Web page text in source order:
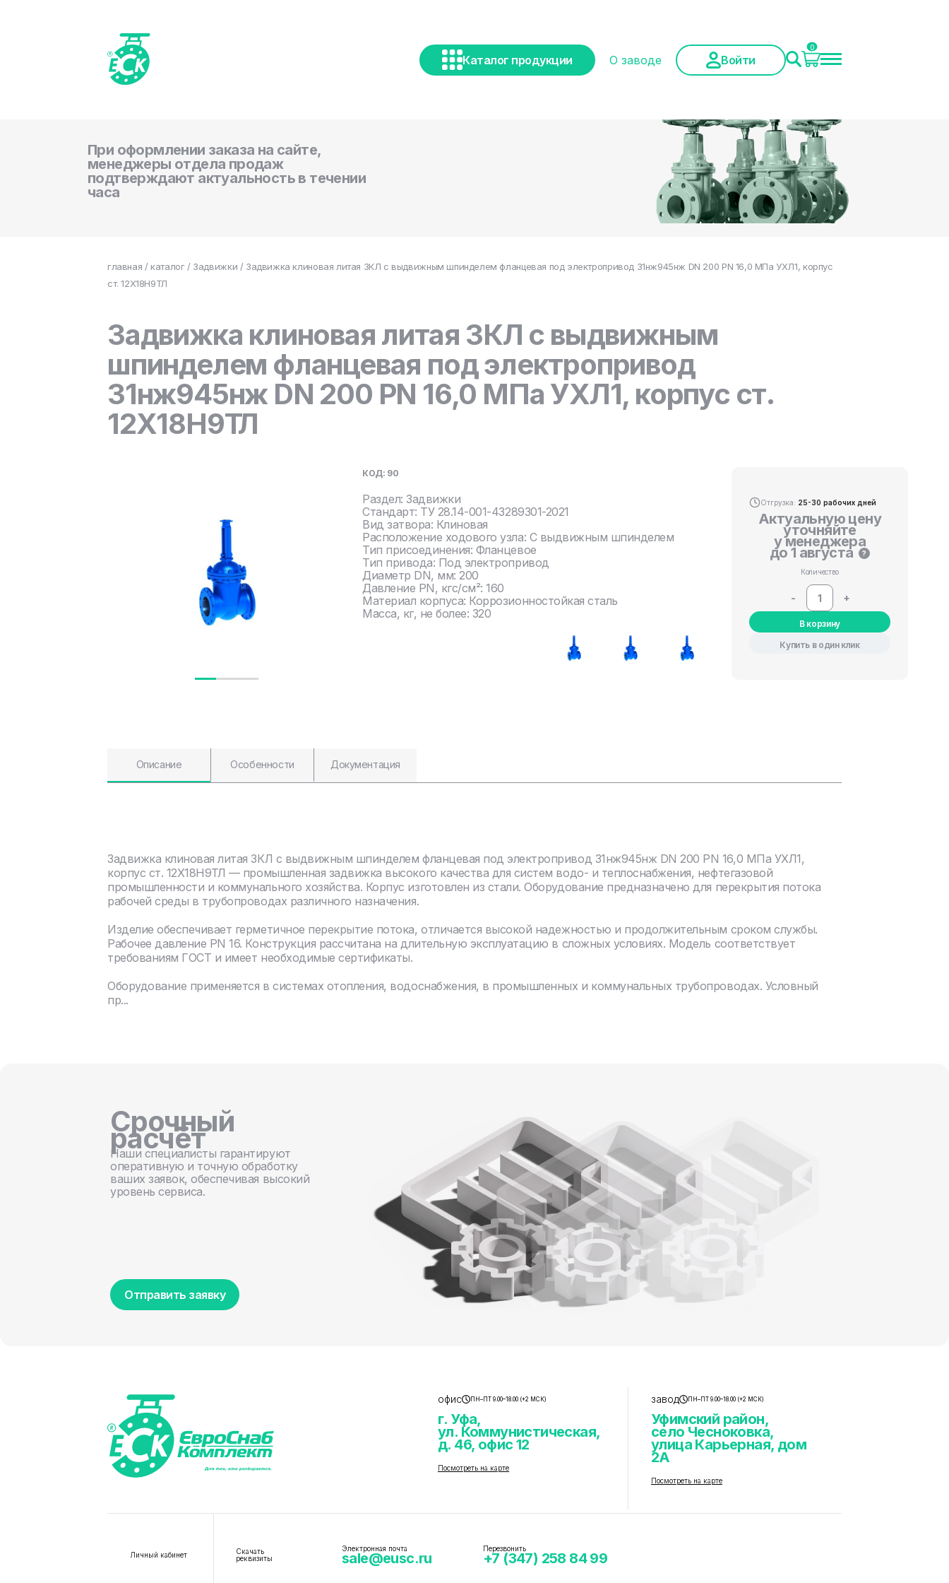
Каталог продукции О заводе Войти
0
При оформлении заказа на сайте,
менеджеры отдела продаж
подтверждают актуальность в течении
часа
главная / каталог/ Задвижки / Задвижка клиновая литая ЗКЛ с выдвижным шпинделем фланцевая под электропривод 31нж945нж DN 200 PN 16,0 МПа УХЛ1, корпус
ст. 12Х18Н9ТЛ
Задвижка клиновая литая ЗКЛ с выдвижным
шпинделем фланцевая под электропривод
31нж945нж DN 200 PN 16,0 МПа УХЛ1, корпус ст.
12Х18Н9ТЛ
КОД: 90
Раздел: Задвижки
Стандарт: ТУ 28.14-001-43289301-2021
Вид затвора: Клиновая
Расположение ходового узла: С выдвижным шпинделем
Тип присоединения: Фланцевое
Тип привода: Под электропривод
Диаметр DN, мм: 200
Давление PN, кгс/см²: 160
Материал корпуса: Коррозионностойкая сталь
Масса, кг, не более: 320
Отгрузка: 25-30 рабочих дней
Актуальную цену
уточняйте
у менеджера
до 1 августа ?
Количество
- +
В корзину
Купить в один клик
Описание Особенности Документация
Задвижка клиновая литая ЗКЛ с выдвижным шпинделем фланцевая под электропривод 31нж945нж DN 200 PN 16,0 МПа УХЛ1,
корпус ст. 12Х18Н9ТЛ — промышленная задвижка высокого качества для систем водо- и теплоснабжения, нефтегазовой
промышленности и коммунального хозяйства. Корпус изготовлен из стали. Оборудование предназначено для перекрытия потока
рабочей среды в трубопроводах различного назначения.
Изделие обеспечивает герметичное перекрытие потока, отличается высокой надежностью и продолжительным сроком службы.
Рабочее давление PN 16. Конструкция рассчитана на длительную эксплуатацию в сложных условиях. Модель соответствует
требованиям ГОСТ и имеет необходимые сертификаты.
Оборудование применяется в системах отопления, водоснабжения, в промышленных и коммунальных трубопроводах. Условный
пр...
Срочный
расчёт
Наши специалисты гарантируют
оперативную и точную обработку
ваших заявок, обеспечивая высокий
уровень сервиса.
Отправить заявку
офис ПН–ПТ 9.00–18.00 (+2 МСК)
г. Уфа,
ул. Коммунистическая,
д. 46, офис 12
Посмотреть на карте
завод ПН–ПТ 9.00–18.00 (+2 МСК)
Уфимский район,
село Чесноковка,
улица Карьерная, дом
2А
Посмотреть на карте
Личный кабинет
Скачать
реквизиты
Электронная почта
sale@eusc.ru
Перезвонить
+7 (347) 258 84 99